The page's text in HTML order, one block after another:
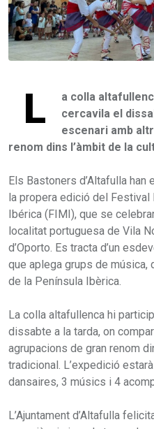
L
a colla
cercavila el
escenari amb
renom dins l’àmbit de la
Els Bastoners d’Altafulla
la propera edició del Festival
Ibérica (FIMI), que se
localitat portuguesa de Vila
d’Oporto. Es tracta d’un
que aplega grups de música,
de la Península Ibèrica.
La colla altafullenca hi
dissabte a la tarda, on
agrupacions de gran renom
tradicional. L’expedició
dansaires, 3 músics i 4
L’Ajuntament d’Altafulla